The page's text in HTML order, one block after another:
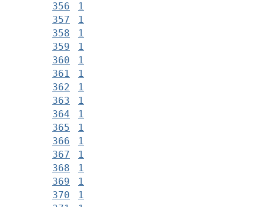
356
1
357
1
358
1
359
1
360
1
361
1
362
1
363
1
364
1
365
1
366
1
367
1
368
1
369
1
370
1